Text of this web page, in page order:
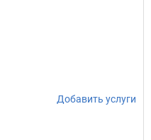
Добавить услуги